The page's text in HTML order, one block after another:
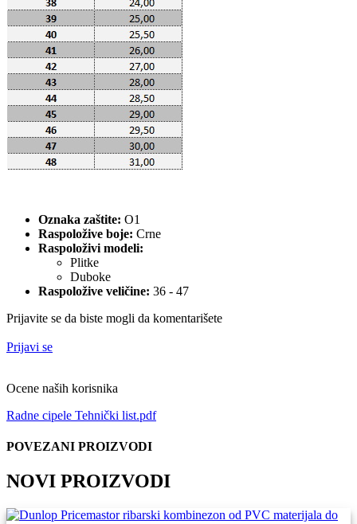
Oznaka zaštite: O1
Raspoložive boje: Crne
Raspoloživi modeli:
Plitke
Duboke
Raspoložive veličine: 36 - 47
Prijavite se da biste mogli da komentarišete
Prijavi se
Ocene naših korisnika
Radne cipele Tehnički list.pdf
POVEZANI PROIZVODI
NOVI PROIZVODI